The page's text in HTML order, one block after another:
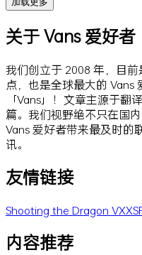
关于 Vans 爱好者
我们创立于 2008 年，目
点，也是全球最大的 Vans
「Vans」！文章主源于翻
篇。我们视野绝不只在国
Vans 爱好者带来最及时的
讯。
友情链接
Shooting the Dragon
内容推荐